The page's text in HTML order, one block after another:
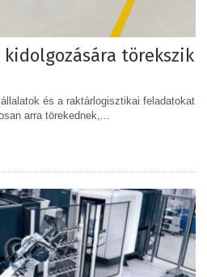
kidolgozására törekszik
és a raktárlogisztikai feladatokat
arra törekednek,...